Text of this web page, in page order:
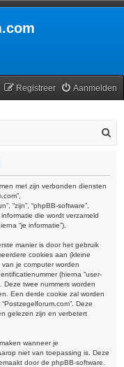
Aanmelden
Registreer
met zijn verbonden diensten
“zijn”, “phpBB-software”,
informatie die wordt verzameld
“je informatie”).
manier is door het gebruik
cookies aan (kleine
je computer worden
(hierna “user-
Deze twee nummers worden
Een derde cookie zal worden
Deze
gelezen zijn en verbetert
wanneer je
niet van toepassing is. Deze
door de phpBB-software.